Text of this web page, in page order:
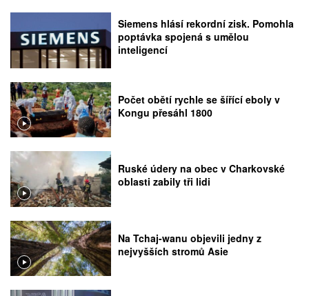
Siemens hlásí rekordní zisk. Pomohla
poptávka spojená s umělou
inteligencí
Počet obětí rychle se šířící eboly v
Kongu přesáhl 1800
Ruské údery na obec v Charkovské
oblasti zabily tři lidi
Na Tchaj-wanu objevili jedny z
nejvyšších stromů Asie